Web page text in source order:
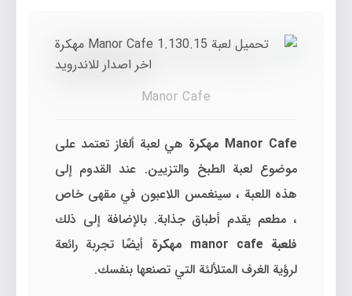
Manor Cafe
Manor Cafe مهكرة
هي لعبة ألغاز تعتمد على
موضوع لعبة الطبخ والتزيين. عند القدوم إلى
هذه اللعبة ، سينغمس اللاعبون في مقهى خاص
، مطعم يقدم أطباق جذابة. بالإضافة إلى ذلك
فلعبة manor cafe مهكرة
أيضًا تجربة رائعة
لرؤية الغرف المتلألئة التي تصنعها بنفسك.